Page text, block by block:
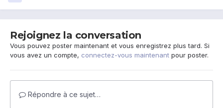
Rejoignez la conversation
Vous pouvez poster maintenant et vous enregistrez plus tard. Si
vous avez un compte, connectez-vous maintenant pour poster.
Répondre à ce sujet…